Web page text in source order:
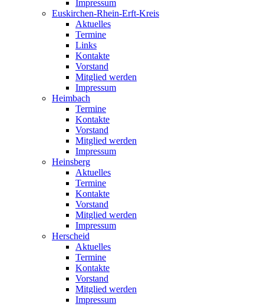
Impressum
Euskirchen-Rhein-Erft-Kreis
Aktuelles
Termine
Links
Kontakte
Vorstand
Mitglied werden
Impressum
Heimbach
Termine
Kontakte
Vorstand
Mitglied werden
Impressum
Heinsberg
Aktuelles
Termine
Kontakte
Vorstand
Mitglied werden
Impressum
Herscheid
Aktuelles
Termine
Kontakte
Vorstand
Mitglied werden
Impressum